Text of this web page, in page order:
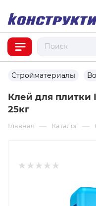
Стройматериалы
Клей для плитки
25кг
Главная — Каталог —